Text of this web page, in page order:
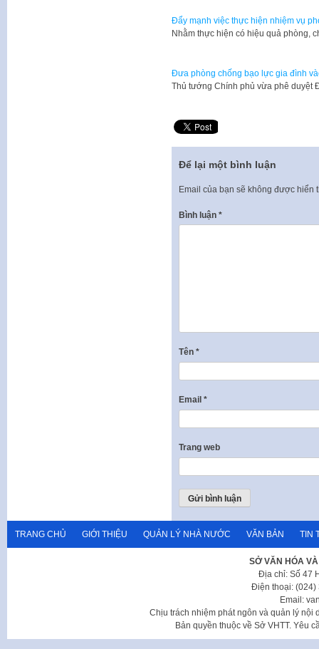
Đẩy mạnh việc thực hiện nhiệm vụ
​Nhằm thực hiện có hiệu quả phòng,
Đưa phòng chống bạo lực gia đình
​Thủ tướng Chính phủ vừa phê
Để lại một bình luận
Email của bạn sẽ không được hiển
Bình luận *
Tên *
Email *
Trang web
TRANG CHỦ GIỚI THIỆU QUẢN LÝ NHÀ NƯỚC VĂN BẢN TIN
SỞ VĂN HÓA
Địa chỉ: Số 47
Điện thoại: (024)
Email:
Chịu trách nhiệm phát ngôn và quản lý nội
Bản quyền thuộc về Sở VHTT. Yêu